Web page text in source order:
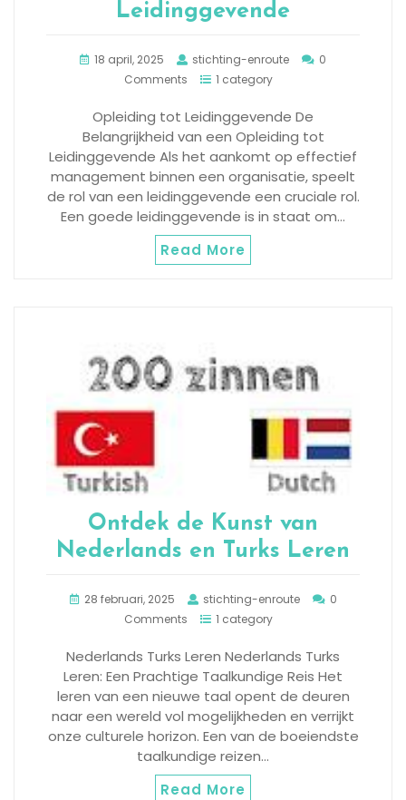
Leidinggevende
18 april, 2025 stichting-enroute
0
Comments
1 category
Opleiding tot Leidinggevende De
Belangrijkheid van een Opleiding tot
Leidinggevende Als het aankomt op effectief
management binnen een organisatie, speelt
de rol van een leidinggevende een cruciale rol.
Een goede leidinggevende is in staat om…
Read More
Ontdek de Kunst van
Nederlands en Turks Leren
28 februari, 2025 stichting-enroute
0
Comments
1 category
Nederlands Turks Leren Nederlands Turks
Leren: Een Prachtige Taalkundige Reis Het
leren van een nieuwe taal opent de deuren
naar een wereld vol mogelijkheden en verrijkt
onze culturele horizon. Een van de boeiendste
taalkundige reizen…
Read More